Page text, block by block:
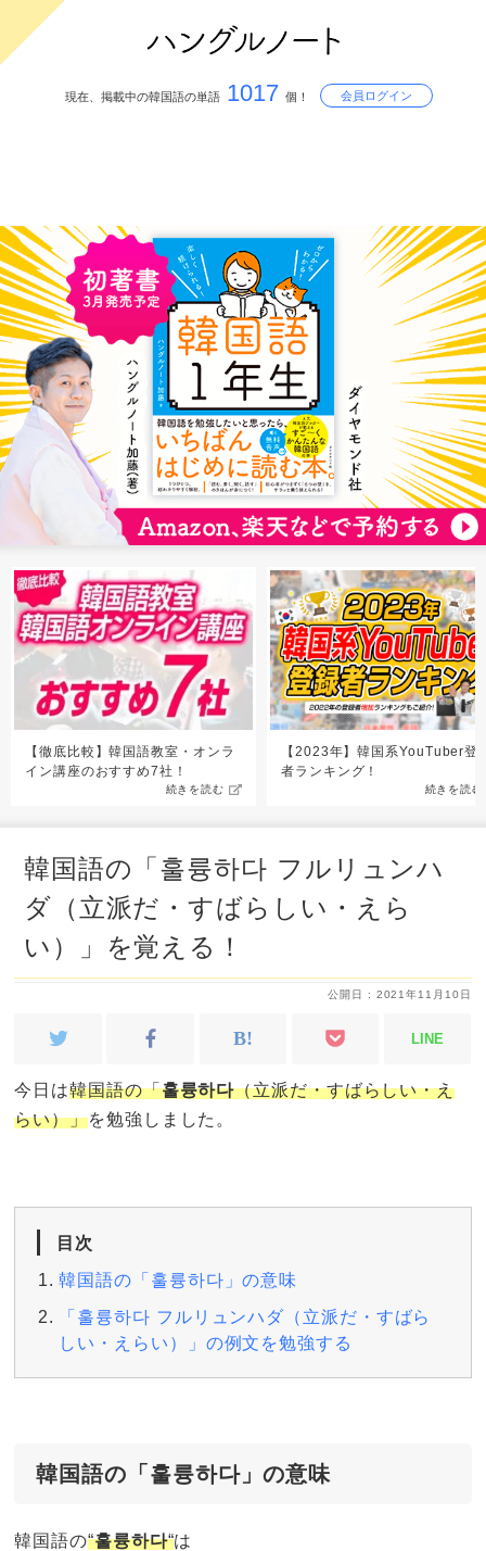
現在、掲載中の韓国語の単語 1017 個！ 会員ログイン
【徹底比較】韓国語教室・オンラ
イン講座のおすすめ7社！
続きを読む
【2023年】韓国系YouTuber登
者ランキング！
続きを読む
韓国語の「훌륭하다 フルリュンハ
ダ（立派だ・すばらしい・えら
い）」を覚える！
公開日 : 2021年11月10日
LINE
今日は韓国語の「훌륭하다（立派だ・すばらしい・え
らい）」を勉強しました。
目次
韓国語の「훌륭하다」の意味
「훌륭하다 フルリュンハダ（立派だ・すばら
しい・えらい）」の例文を勉強する
韓国語の「훌륭하다」の意味
韓国語の“훌륭하다“は